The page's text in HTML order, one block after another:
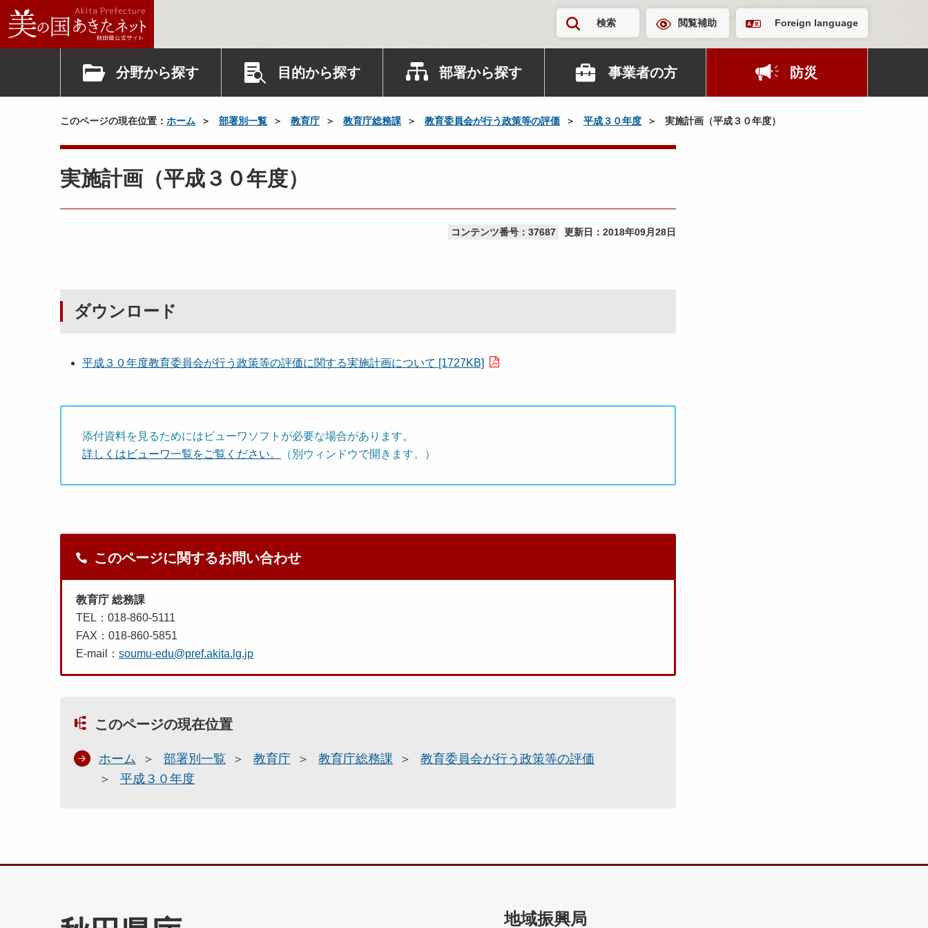
検索 閲覧補助 Foreign language
分野から探す 目的から探す 部署から探す 事業者の方 防災
このページの現在位置： ホーム 部署別一覧 教育庁 教育庁総務課 教育委員会が行う政策等の評価 平成３０年度 実施計画（平成３０年度）
実施計画（平成３０年度）
コンテンツ番号：37687 更新日： 2018年09月28日
ダウンロード
平成３０年度教育委員会が行う政策等の評価に関する実施計画について [1727KB]
添付資料を見るためにはビューワソフトが必要な場合があります。
詳しくはビューワ一覧をご覧ください。
（別ウィンドウで開きます。）
このページに関するお問い合わせ
教育庁 総務課
TEL：018-860-5111
FAX：018-860-5851
E-mail： soumu-edu@pref.akita.lg.jp
このページの現在位置
ホーム 部署別一覧 教育庁 教育庁総務課
教育委員会が行う政策等の評価
平成３０年度
地域振興局